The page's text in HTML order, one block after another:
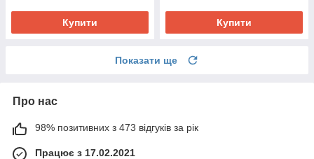
Купити Купити
Показати ще
Про нас
98% позитивних з 473 відгуків за рік
Працює з 17.02.2021